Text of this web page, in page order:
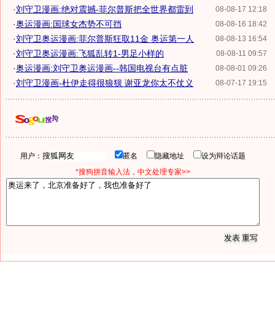
08-08-17 12:18
·刘守卫漫画:绝对震撼-菲尔普斯把全世界都雷到
08-08-16 18:42
·奥运漫画:国球女杰势不可挡
08-08-13 16:54
·刘守卫奥运漫画:菲尔普斯狂取11金 奥运第一人
08-08-11 09:57
·刘守卫奥运漫画:飞狐乱转1-男足小样的
08-08-01 09:26
·奥运漫画:刘守卫奥运漫画--韩国电视台有点脏
08-07-17 19:15
·刘守卫漫画-杜伊走得很狼狈 谢亚龙你太不仗义
用户： 匿名 隐藏地址
设为辩论话题
*搜狗拼音输入法，中文处理专家>>